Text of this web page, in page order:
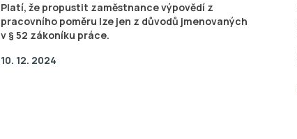
Platí, že propustit zaměstnance výpovědí z
pracovního poměru lze jen z důvodů jmenovaných
v § 52 zákoníku práce.
10. 12. 2024